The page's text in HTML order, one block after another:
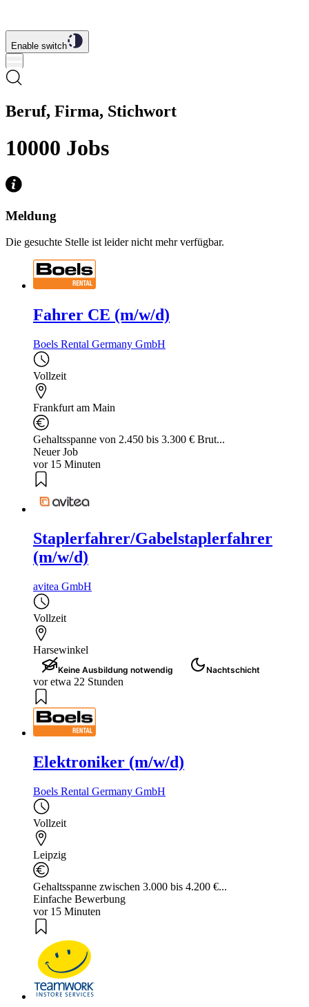
Enable switch
Beruf, Firma, Stichwort
10000 Jobs
Meldung
Die gesuchte Stelle ist leider nicht mehr verfügbar.
Fahrer CE (m/w/d)
Boels Rental Germany GmbH
Vollzeit
Frankfurt am Main
Gehaltsspanne von 2.450 bis 3.300 € Brut...
Neuer Job
vor 15 Minuten
Staplerfahrer/Gabelstaplerfahrer
(m/w/d)
avitea GmbH
Vollzeit
Harsewinkel
Keine Ausbildung notwendig Nachtschicht
vor etwa 22 Stunden
Elektroniker (m/w/d)
Boels Rental Germany GmbH
Vollzeit
Leipzig
Gehaltsspanne zwischen 3.000 bis 4.200 €...
Einfache Bewerbung
vor 15 Minuten